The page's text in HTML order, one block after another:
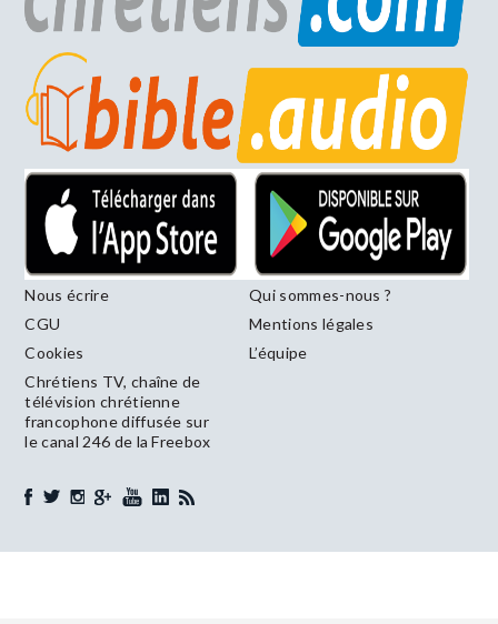
Nous écrire
Qui sommes-nous ?
CGU
Mentions légales
Cookies
L’équipe
Chrétiens TV, chaîne de
télévision chrétienne
francophone diffusée sur
le canal 246 de la Freebox